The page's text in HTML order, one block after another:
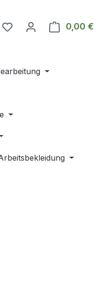
Du hast 0 Produkte auf
0,00 €